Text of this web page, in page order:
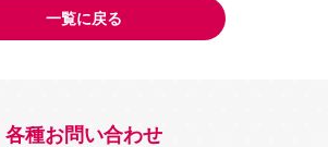
一覧に戻る
各種お問い合わせ